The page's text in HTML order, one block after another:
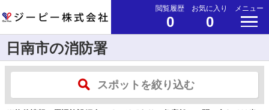
閲覧履歴
0
お気に入り
0
メニュー
日南市の消防署
スポットを絞り込む